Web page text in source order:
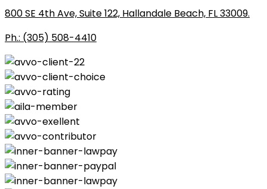
800 SE 4th Ave, Suite 122, Hallandale Beach, FL 33009.
Ph.: (305) 508-4410